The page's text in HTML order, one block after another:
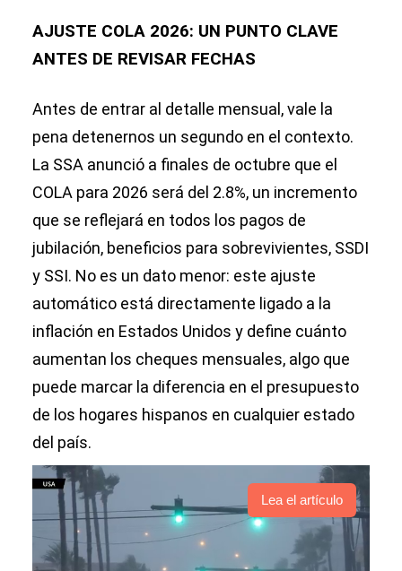
AJUSTE COLA 2026: UN PUNTO CLAVE
ANTES DE REVISAR FECHAS
Antes de entrar al detalle mensual, vale la
pena detenernos un segundo en el contexto.
La SSA anunció a finales de octubre que el
COLA para 2026 será del 2.8%, un incremento
que se reflejará en todos los pagos de
jubilación, beneficios para sobrevivientes, SSDI
y SSI. No es un dato menor: este ajuste
automático está directamente ligado a la
inflación en Estados Unidos y define cuánto
aumentan los cheques mensuales, algo que
puede marcar la diferencia en el presupuesto
de los hogares hispanos en cualquier estado
del país.
Lea el artículo